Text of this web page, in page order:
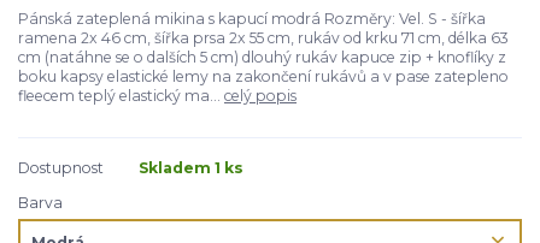
Pánská zateplená mikina s kapucí modrá Rozměry: Vel. S - šířka
ramena 2x 46 cm, šířka prsa 2x 55 cm, rukáv od krku 71 cm, délka 63
cm (natáhne se o dalších 5 cm) dlouhý rukáv kapuce zip + knoflíky z
boku kapsy elastické lemy na zakončení rukávů a v pase zatepleno
fleecem teplý elastický ma... celý popis
Dostupnost
Skladem 1 ks
Barva